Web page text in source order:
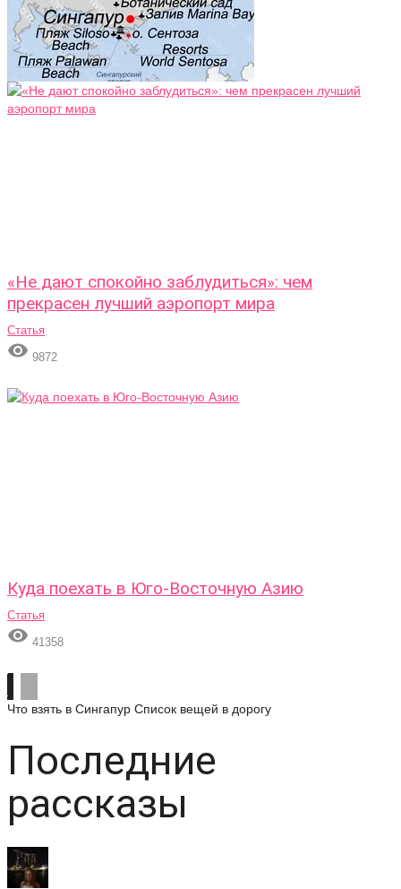
«Не дают спокойно заблудиться»: чем
прекрасен лучший аэропорт мира
Статья
 9872
Куда поехать в Юго-Восточную Азию
Статья
 41358
Что взять в Сингапур Список вещей в дорогу
Последние
рассказы